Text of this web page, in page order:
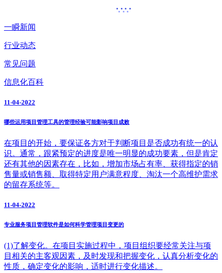
一瞬新闻
行业动态
常见问题
信息化百科
11-04-2022
哪些运用项目管理工具的管理经验可能影响项目成败
在项目的开始，要保证各方对于判断项目是否成功有统一的认
识。通常，跟紧预定的进度是唯一明显的成功要素，但是肯定
还有其他的因素存在，比如，增加市场占有率、获得指定的销
售量或销售额、取得特定用户满意程度、淘汰一个高维护需求
的留存系统等。
11-04-2022
专业服务项目管理软件是如何科学管理项目变更的
(1)了解变化。在项目实施过程中，项目组织要经常关注与项
目相关的主客观因素，及时发现和把握变化，认真分析变化的
性质，确定变化的影响，适时进行变化描述。